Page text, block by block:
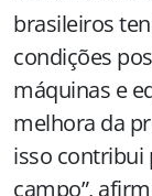
brasileiros
condições
máquinas e
melhora da
isso contribui
campo”,